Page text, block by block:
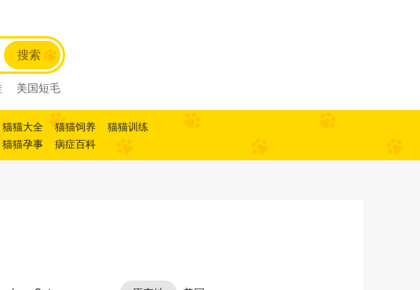
搜索
美国短毛
猫猫大全 猫猫饲养
猫猫训练
猫猫孕事 病症百科